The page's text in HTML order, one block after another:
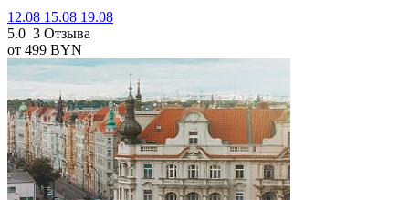
12.08 15.08 19.08
5.0 3 Отзыва
от 499 BYN